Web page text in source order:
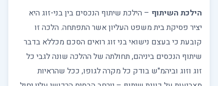
הילכת השיתוף – הילכת שיתוף הנכסים בין בני-זוג היא
יציר פסיקת בית משפט העליון אשר התפתחה. הלכה זו
קובעת כי בעצם נישואי בני זוג רואים הסכם מכללא בדבר
שיתוף הנכסים ביניהם, תחולתה של ההלכה שונה לגבי כל
זוג וזוג וביהמ"ש בודק כל מקרה לגופו, ככל שהראיות